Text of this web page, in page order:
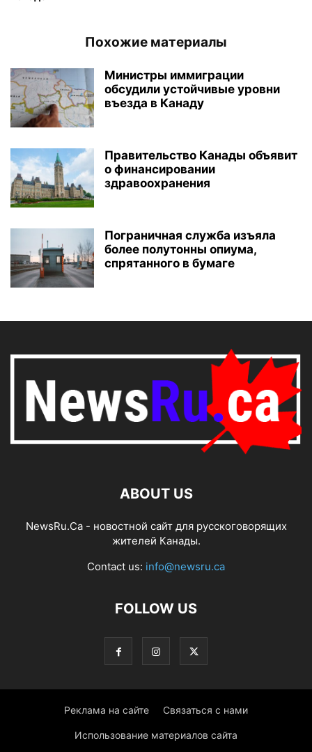
Похожие материалы
Министры иммиграции
обсудили устойчивые уровни
въезда в Канаду
Правительство Канады объявит
о финансировании
здравоохранения
Пограничная служба изъяла
более полутонны опиума,
спрятанного в бумаге
ABOUT US
NewsRu.Ca - новостной сайт для русскоговорящих
жителей Канады.
Contact us: info@newsru.ca
FOLLOW US
Реклама на сайте Связаться с нами
Использование материалов сайта